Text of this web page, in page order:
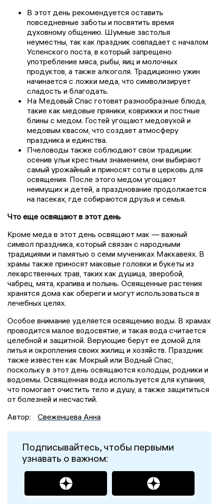
В этот день рекомендуется оставить
повседневные заботы и посвятить время
духовному общению. Шумные застолья
неуместны, так как праздник совпадает с началом
Успенского поста, в который запрещено
употребление мяса, рыбы, яиц и молочных
продуктов, а также алкоголя. Традиционно ужин
начинается с ложки меда, что символизирует
сладость и благодать.
На Медовый Спас готовят разнообразные блюда,
такие как медовые пряники, коврижки и постные
блины с медом. Гостей угощают медовухой и
медовым квасом, что создает атмосферу
праздника и единства.
Пчеловоды также соблюдают свои традиции:
осенив ульи крестным знамением, они выбирают
самый урожайный и приносят соты в церковь для
освящения. После этого медом угощают
неимущих и детей, а празднование продолжается
на пасеках, где собираются друзья и семья.
Что еще освящают в этот день
Кроме меда в этот день освящают мак — важный
символ праздника, который связан с народными
традициями и памятью о семи мучениках Маккавеях. В
храмы также приносят маковые головки и букеты из
лекарственных трав, таких как душица, зверобой,
чабрец, мята, крапива и полынь. Освященные растения
хранятся дома как обереги и могут использоваться в
лечебных целях.
Особое внимание уделяется освящению воды. В храмах
проводится малое водосвятие, и такая вода считается
целебной и защитной. Верующие берут ее домой для
питья и окропления своих жилищ и хозяйств. Праздник
также известен как Мокрый или Водный Спас,
поскольку в этот день освящаются колодцы, родники и
водоемы. Освященная вода используется для купания,
что помогает очистить тело и душу, а также защититься
от болезней и несчастий.
Автор:
Свеженцева Анна
Подписывайтесь, чтобы первыми
узнавать о важном: